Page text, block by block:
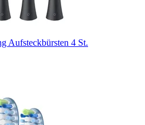
Aufsteckbürsten 4 St.